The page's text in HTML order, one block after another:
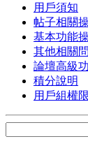
用戶須知
帖子相關
基本功能
其他相關
論壇高級
積分說明
用戶組權限